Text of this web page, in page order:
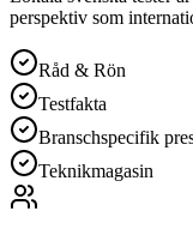
perspektiv som
Råd & Rön
Testfakta
Branschspecifik
Teknikmagasin